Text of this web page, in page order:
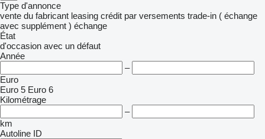
Type d'annonce
vente du fabricant leasing crédit par versements trade-in ( échange
avec supplément ) échange
État
d'occasion avec un défaut
Année
–
Euro
Euro 5 Euro 6
Kilométrage
–
km
Autoline ID